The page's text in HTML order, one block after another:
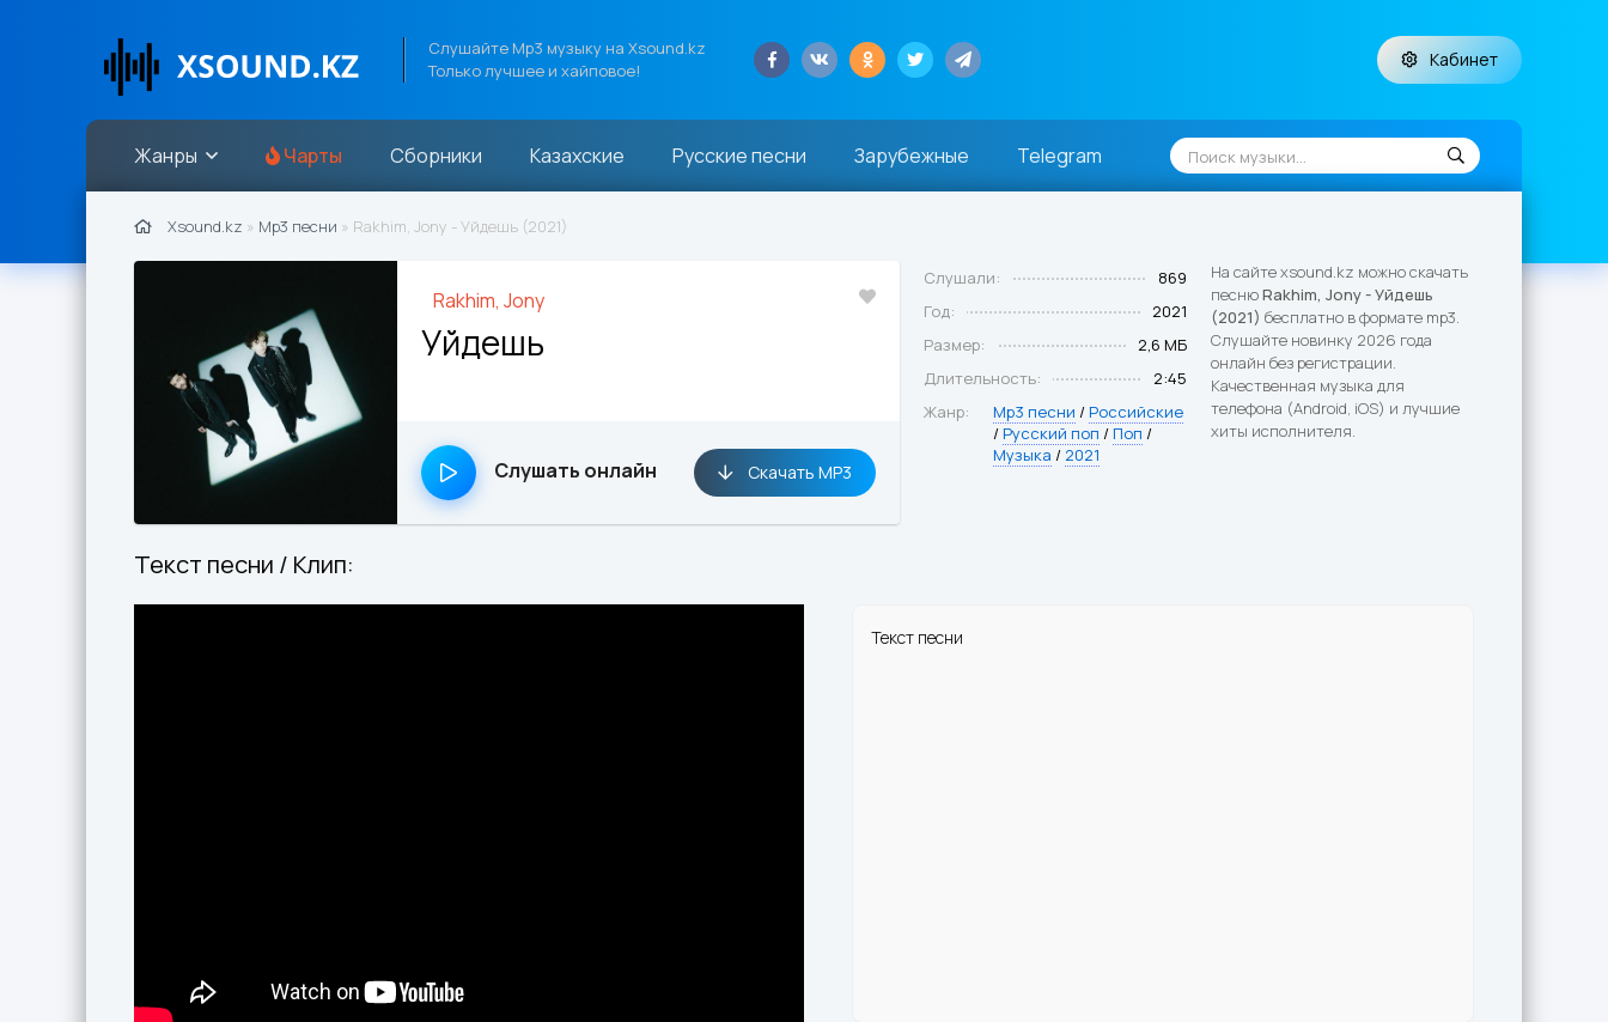
Слушайте Mp3 музыку на Xsound.kz
Только лучшее и хайповое!
Кабинет
Жанры Чарты Сборники Казахские Русские песни Зарубежные Telegram
Xsound.kz » Mp3 песни » Rakhim, Jony - Уйдешь (2021)
Rakhim, Jony
Уйдешь
Слушать онлайн Скачать MP3
Слушали:
869
Год:
2021
Размер:
2,6 МБ
Длительность:
2:45
Жанр:
Mp3 песни / Российские
/ Русский поп / Поп /
Музыка / 2021
На сайте xsound.kz можно скачать
песнюRakhim, Jony - Уйдешь
(2021) бесплатно в формате mp3.
Слушайте новинку 2026 года
онлайн без регистрации.
Качественная музыка для
телефона (Android, iOS) и лучшие
хиты исполнителя.
Текст песни / Клип:
Текст песни